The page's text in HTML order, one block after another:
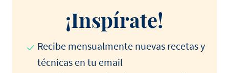
¡Inspírate!
Recibe mensualmente nuevas recetas y
técnicas en tu email